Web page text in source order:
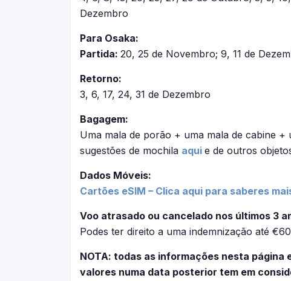
Dezembro
Para Osaka:
Partida: 20, 25 de Novembro; 9, 11 de
Retorno:
3, 6, 17, 24, 31 de Dezembro
Bagagem:
Uma mala de porão + uma mala de cabine
sugestões de mochila aqui e de outros
Dados Móveis:
Cartões eSIM – Clica aqui para saberes
Voo atrasado ou cancelado nos últimos 3
Podes ter direito a uma indemnização até
NOTA: todas as informações nesta
valores numa data posterior tem em